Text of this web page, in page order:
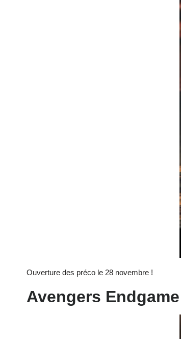
Ouverture des préco le 28 novembre !
Avengers